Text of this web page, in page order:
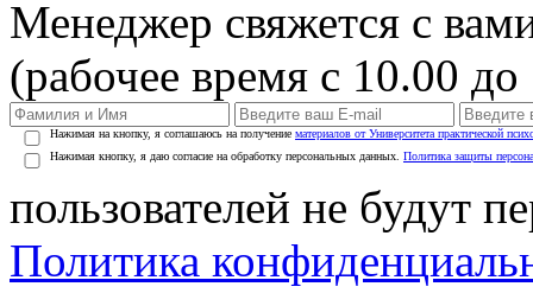
Менеджер свяжется с
(рабочее время с 10.00
Нажимая на кнопку, я соглашаюсь на получение материалов от Университета практической
Нажимая кнопку, я даю согласие на обработку персональных данных. Политика защиты
пользователей не будут
Политика